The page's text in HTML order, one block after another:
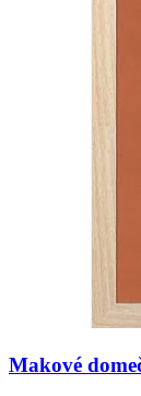
Makové